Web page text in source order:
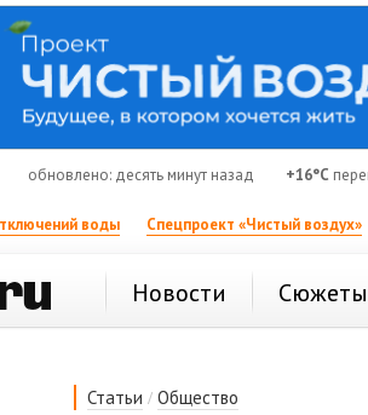
обновлено: десять минут назад +16°C
воды Спецпроект «Чистый воздух»
Новости Сюжеты
Статьи /Общество